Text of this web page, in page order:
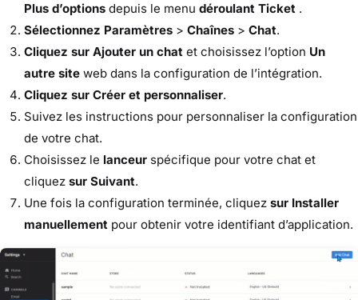
Plus d’options depuis le menu déroulant Ticket .
Sélectionnez Paramètres > Chaînes > Chat.
Cliquez sur Ajouter un chat et choisissez l’option Un
autre site web dans la configuration de l’intégration.
Cliquez sur Créer et personnaliser.
Suivez les instructions pour personnaliser la configuration
de votre chat.
Choisissez le lanceur spécifique pour votre chat et
cliquez sur Suivant.
Une fois la configuration terminée, cliquez sur Installer
manuellement pour obtenir votre identifiant d’application.